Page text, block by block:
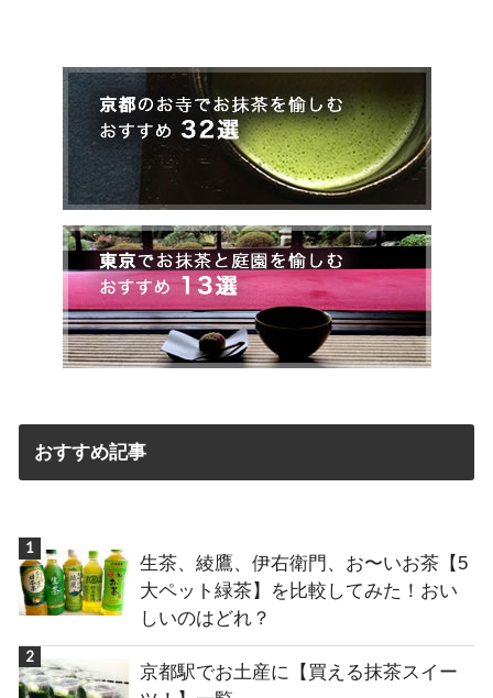
おすすめ記事
生茶、綾鷹、伊右衛門、お〜いお茶【5
大ペット緑茶】を比較してみた！おい
しいのはどれ？
京都駅でお土産に【買える抹茶スイー